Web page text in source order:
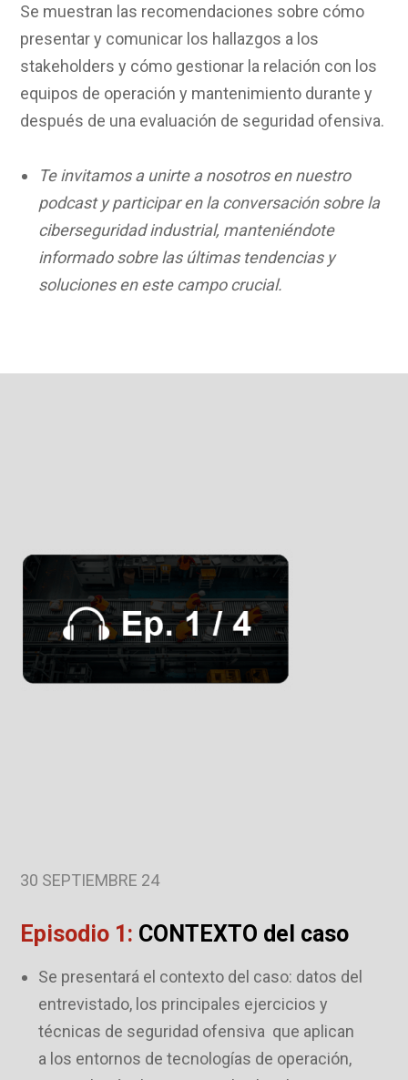
Se muestran las recomendaciones sobre cómo
presentar y comunicar los hallazgos a los
stakeholders y cómo gestionar la relación con los
equipos de operación y mantenimiento durante y
después de una evaluación de seguridad ofensiva.
Te invitamos a unirte a nosotros en nuestro
podcast y participar en la conversación sobre la
ciberseguridad industrial, manteniéndote
informado sobre las últimas tendencias y
soluciones en este campo crucial.
30 SEPTIEMBRE 24
Episodio 1: CONTEXTO del caso
Se presentará el contexto del caso: datos del
entrevistado, los principales ejercicios y
técnicas de seguridad ofensiva que aplican
a los entornos de tecnologías de operación,